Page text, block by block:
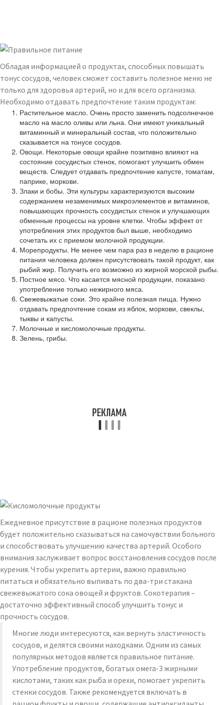
Обладая информацией о продуктах, способных повышать
тонус сосудов, человек сможет составить полезное меню не
только для здоровья артерий, но и для всего организма.
Необходимо отдавать предпочтение таким продуктам:
Растительное масло. Очень просто заменить подсолнечное
масло на масло оливы или льна. Они имеют уникальный
витаминный и минеральный состав, что положительно
сказывается на тонусе сосудов.
Овощи. Некоторые овощи крайне позитивно влияют на
состояние сосудистых стенок, помогают улучшить обмен
веществ. Следует отдавать предпочтение капусте, томатам,
паприке, моркови.
Злаки и бобы. Эти культуры характеризуются высоким
содержанием незаменимых микроэлементов и витаминов,
повышающих прочность сосудистых стенок и улучшающих
обменные процессы на уровне клетки. Чтобы эффект от
употребления этих продуктов был выше, необходимо
сочетать их с приемом молочной продукции.
Морепродукты. Не менее чем пара раз в неделю в рационе
питания человека должен присутствовать такой продукт, как
рыбий жир. Получить его возможно из жирной морской рыбы.
Постное мясо. Что касается мясной продукции, показано
употребление только нежирного мяса.
Свежевыжатые соки. Это крайне полезная пища. Нужно
отдавать предпочтение сокам из яблок, моркови, свеклы,
тыквы и капусты.
Молочные и кисломолочные продукты.
Зелень, грибы.
Ежедневное присутствие в рационе полезных продуктов
будет положительно сказываться на самочувствии больного
и способствовать улучшению качества артерий. Особого
внимания заслуживает вопрос восстановления сосудов после
курения. Чтобы укрепить артерии, важно правильно
питаться и обязательно выпивать по два-три стакана
свежевыжатого сока овощей и фруктов. Сокотерапия –
достаточно эффективный способ улучшить тонус и
прочность сосудов.
Многие люди интересуются, как вернуть эластичность
сосудов, и делятся своими находками. Одним из самых
популярных методов является правильное питание.
Употребление продуктов, богатых омега-3 жирными
кислотами, таких как рыба и орехи, помогает укрепить
стенки сосудов. Также рекомендуется включать в